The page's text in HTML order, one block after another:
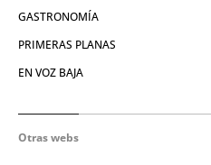
GASTRONOMÍA
PRIMERAS PLANAS
EN VOZ BAJA
Otras webs